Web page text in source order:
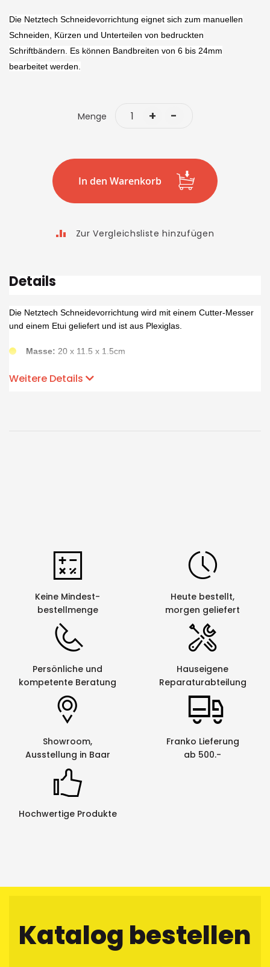
the
images
gallery
Die Netztech Schneidevorrichtung eignet sich zum manuellen
Schneiden, Kürzen und Unterteilen von bedruckten
Schriftbändern. Es können Bandbreiten von 6 bis 24mm
bearbeitet werden.
Menge -
+
In den Warenkorb
Zur Vergleichsliste hinzufügen
Details
Die Netztech Schneidevorrichtung wird mit einem Cutter-Messer
und einem Etui geliefert und ist aus Plexiglas.
Masse: 20 x 11.5 x 1.5cm
Weitere Details
Keine Mindest-
bestellmenge
Heute bestellt,
morgen geliefert
Persönliche und
kompetente Beratung
Hauseigene
Reparaturabteilung
Showroom,
Ausstellung in Baar
Franko Lieferung
ab 500.-
Hochwertige Produkte
Katalog bestellen